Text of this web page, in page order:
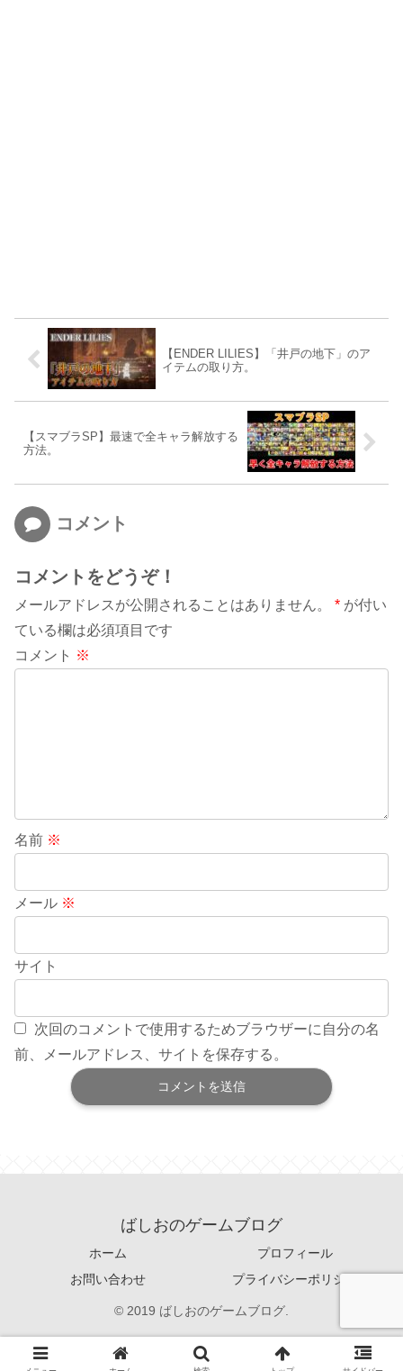
【ENDER LILIES】「井戸の地下」のア
イテムの取り方。
【スマブラSP】最速で全キャラ解放する
方法。
コメント
コメントをどうぞ！
メールアドレスが公開されることはありません。 * が付い
ている欄は必須項目です
コメント ※
名前 ※
メール ※
サイト
次回のコメントで使用するためブラウザーに自分の名
前、メールアドレス、サイトを保存する。
ばしおのゲームブログ
ホーム
プロフィール
お問い合わせ
プライバシーポリシー
© 2019 ばしおのゲームブログ.